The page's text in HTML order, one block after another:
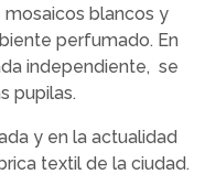
mosaicos blancos y
perfumado. En
independiente, se
pupilas.
y en la actualidad
textil de la ciudad.